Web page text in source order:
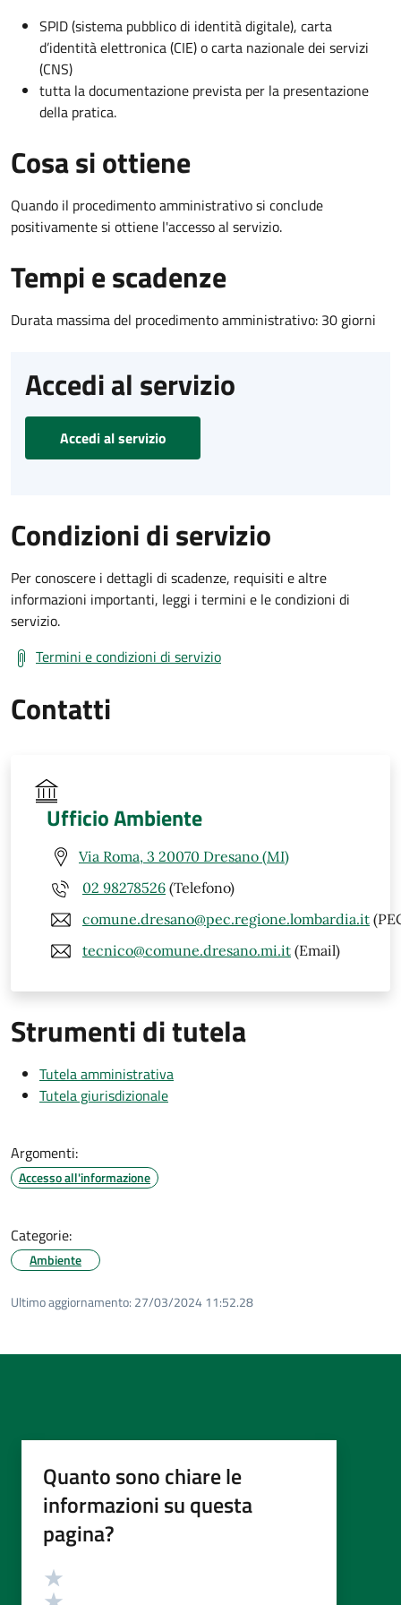
SPID (sistema pubblico di identità digitale), carta
d’identità elettronica (CIE) o carta nazionale dei servizi
(CNS)
tutta la documentazione prevista per la presentazione
della pratica.
Cosa si ottiene
Quando il procedimento amministrativo si conclude
positivamente si ottiene l'accesso al servizio.
Tempi e scadenze
Durata massima del procedimento amministrativo: 30 giorni
Accedi al servizio
Accedi al servizio
Condizioni di servizio
Per conoscere i dettagli di scadenze, requisiti e altre
informazioni importanti, leggi i termini e le condizioni di
servizio.
Termini e condizioni di servizio
Contatti
Ufficio Ambiente
Via Roma, 3 20070 Dresano (MI)
02 98278526 (Telefono)
comune.dresano@pec.regione.lombardia.it
tecnico@comune.dresano.mi.it (Email)
Strumenti di tutela
Tutela amministrativa
Tutela giurisdizionale
Argomenti:
Accesso all'informazione
Categorie:
Ambiente
Ultimo aggiornamento: 27/03/2024 11:52.28
Quanto sono chiare le
informazioni su questa
pagina?
Valutazione